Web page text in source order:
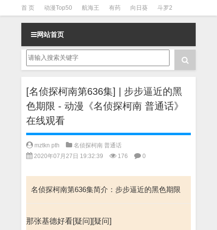
首 页 动漫Top50 航海王 有药 向日葵 斗罗2
斗罗3 火影 一拳超人 柯南 阴阳师 节目清单
网站首页
[名侦探柯南第636集] | 步步逼近的黑
色期限 - 动漫《名侦探柯南 普通话》
在线观看
mztkn pth
名侦探柯南 普通话
2020年07月27日 19:32:39
176 0
名侦探柯南第636集简介：步步逼近的黑色期限
那张基德好看[疑问][疑问]